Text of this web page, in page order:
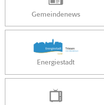
Gemeindenews
Energiestadt